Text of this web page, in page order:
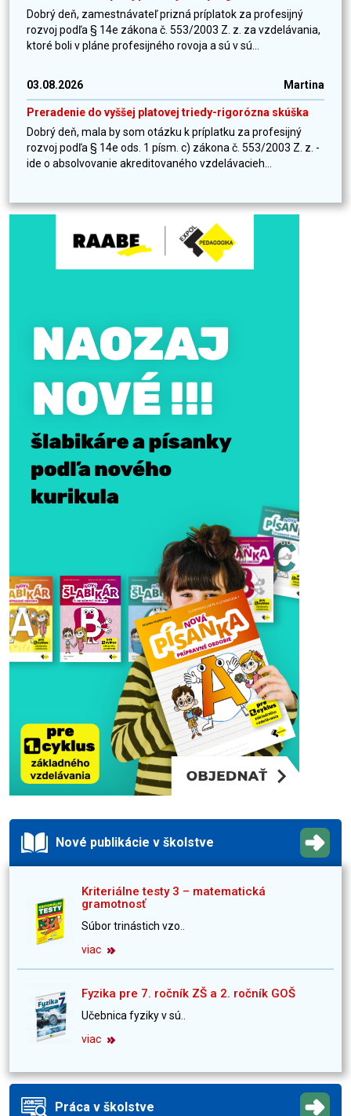
Dobrý deň, zamestnávateľ prizná príplatok za profesijný
rozvoj podľa § 14e zákona č. 553/2003 Z. z. za vzdelávania,
ktoré boli v pláne profesijného rovoja a sú v sú...
03.08.2026 Martina
Preradenie do vyššej platovej triedy-rigorózna skúška
Dobrý deň, mala by som otázku k príplatku za profesijný
rozvoj podľa § 14e ods. 1 písm. c) zákona č. 553/2003 Z. z. -
ide o absolvovanie akreditovaného vzdelávacieh...
Nové publikácie v školstve
Kriteriálne testy 3 – matematická
gramotnosť
Súbor trinástich vzo..
viac
Fyzika pre 7. ročník ZŠ a 2. ročník GOŠ
Učebnica fyziky v sú..
viac
Práca v školstve